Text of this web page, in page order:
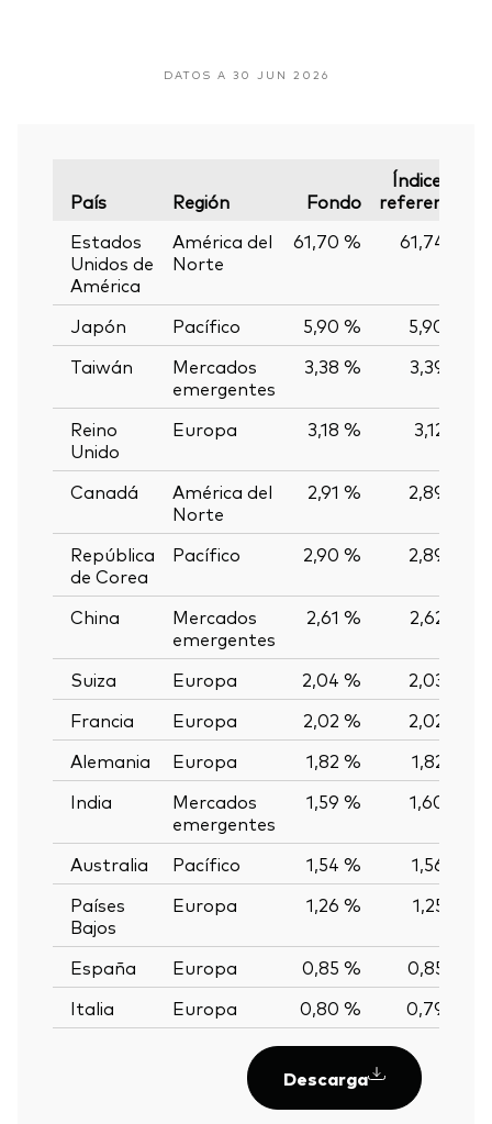
DATOS A 30 JUN 2026
País Región Fondo
Índice de
referencia
Estados
Unidos de
América
América del
Norte
61,70 % 61,74 %
Japón Pacífico 5,90 %
5,90 %
Taiwán
Mercados
emergentes
3,38 % 3,39 %
Reino
Unido
Europa 3,18 % 3,12 %
Canadá
América del
Norte
2,91 % 2,89 %
República
de Corea
Pacífico 2,90 % 2,89 %
China
Mercados
emergentes
2,61 % 2,62 %
Suiza Europa 2,04 %
2,03 %
Francia
Europa 2,02 %
2,02 %
Alemania
Europa 1,82 %
1,82 %
India
Mercados
emergentes
1,59 % 1,60 %
Australia Pacífico 1,54 %
1,56 %
Países
Bajos
Europa 1,26 % 1,25 %
España Europa 0,85 %
0,85 %
Italia
Europa 0,80 % 0,79 %
Descarga